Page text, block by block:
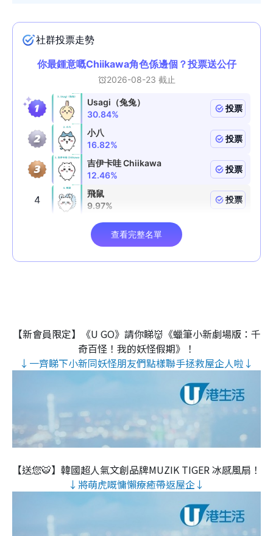
【新會員限定】《U GO》請你睇👹《蠟筆小新劇場版：千
奇百怪！我的妖怪假期》！
↓一齊睇下小新同妖怪朋友們點樣聯手拯救屋企人啦↓
【送您🐯】韓國超人氣文創品牌MUZIK TIGER 冰感風扇！
↓將萌虎嘅慵懶療癒帶返屋企↓